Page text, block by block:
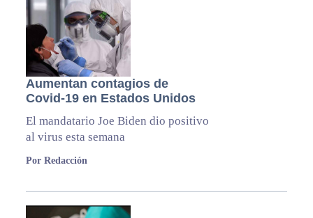
Aumentan contagios de
Covid-19 en Estados Unidos
El mandatario Joe Biden dio positivo
al virus esta semana
Por Redacción